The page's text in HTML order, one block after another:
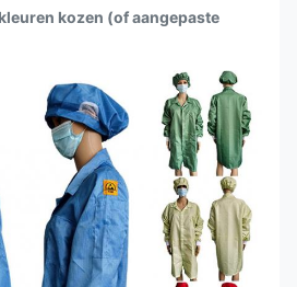
kozen (of aangepaste